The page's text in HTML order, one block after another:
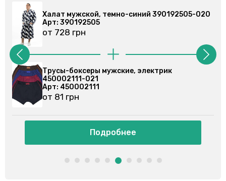
390192505-020
Халат мужской, темно-синий
Трусы-боксеры мужские,